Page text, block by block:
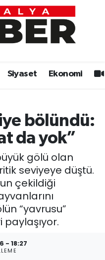
Siyaset Ekonomi
bölündü:
da yok”
gölü olan
seviyeye düştü.
çekildiği
“yavrusu”
- 18:27
Haritası
ve Fikstür